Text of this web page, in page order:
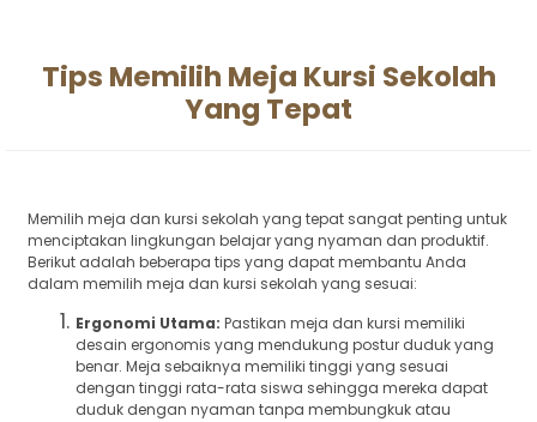
Tips Memilih Meja Kursi Sekolah
Yang Tepat
Memilih meja dan kursi sekolah yang tepat sangat penting untuk
menciptakan lingkungan belajar yang nyaman dan produktif.
Berikut adalah beberapa tips yang dapat membantu Anda
dalam memilih meja dan kursi sekolah yang sesuai:
Ergonomi Utama: Pastikan meja dan kursi memiliki
desain ergonomis yang mendukung postur duduk yang
benar. Meja sebaiknya memiliki tinggi yang sesuai
dengan tinggi rata-rata siswa sehingga mereka dapat
duduk dengan nyaman tanpa membungkuk atau